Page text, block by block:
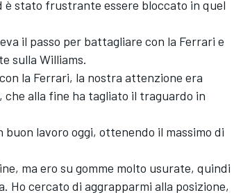
stato frustrante essere bloccato in quel
il passo per battagliare con la Ferrari e
sulla Williams.
la Ferrari, la nostra attenzione era
che alla fine ha tagliato il traguardo in
lavoro oggi, ottenendo il massimo di
ma ero su gomme molto usurate, quindi
Ho cercato di aggrapparmi alla posizione,